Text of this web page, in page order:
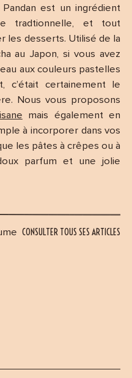
est un ingrédient
tradtionnelle, et tout
les desserts. Utilisé de la
au Japon, si vous avez
aux couleurs pastelles
c’était certainement le
Nous vous proposons
mais également en
à incorporer dans vos
les pâtes à crêpes ou à
parfum et une jolie
CONSULTER TOUS SES ARTICLES